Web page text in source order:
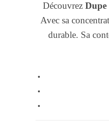
Découvrez
Avec sa
durable. Sa